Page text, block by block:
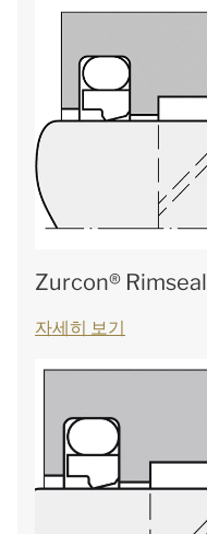
Zurcon® Rimseal
자세히 보기